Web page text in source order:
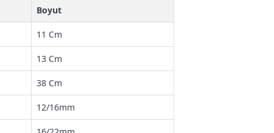
Boyut
11 Cm
13 Cm
38 Cm
12/16mm